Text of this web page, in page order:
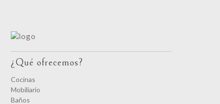
¿Qué ofrecemos?
Cocinas
Mobiliario
Baños